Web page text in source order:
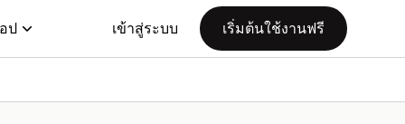
ป เข้าสู่ระบบ เริ่มต้นใช้งานฟรี